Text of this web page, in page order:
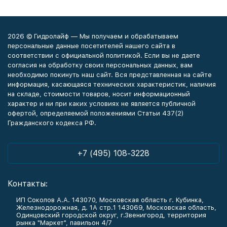
2026 © Гидролайф — Мы получаем и обрабатываем
персональные данные посетителей нашего сайта в
соответствии с официальной политикой. Если вы не даете
согласия на обработку своих персональных данных, вам
необходимо покинуть наш сайт. Вся представленная на сайте
информация, касающаяся технических характеристик, наличия
на складе, стоимости товаров, носит информационный
характер и ни при каких условиях не является публичной
офертой, определяемой положениями Статьи 437(2)
Гражданского кодекса РФ.
+7 (495) 108-3228
Контакты:
ИП Соколов А.А. 143070, Московская область г. Кубинка,
Железнодорожная, д. 1А стр.1 143069, Московская область,
Одинцовский городской округ, г.Звенигород, территория
рынка "Маркет", павильон 4/7